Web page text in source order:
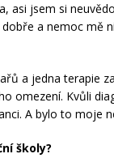
asi jsem si
a nemoc mě
a jedna terapie
omezení. Kvůli
A bylo to moje
školy?